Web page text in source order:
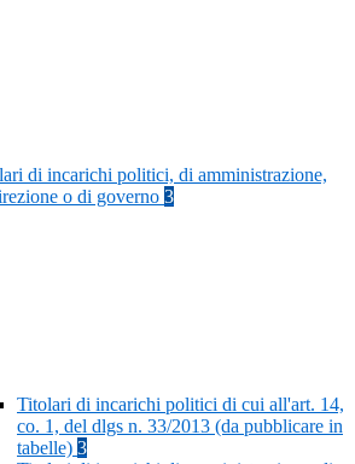
di incarichi politici, di amministrazione,
o di governo 3
Titolari di incarichi politici di cui all'art. 14,
co. 1, del dlgs n. 33/2013 (da pubblicare in
tabelle) 3